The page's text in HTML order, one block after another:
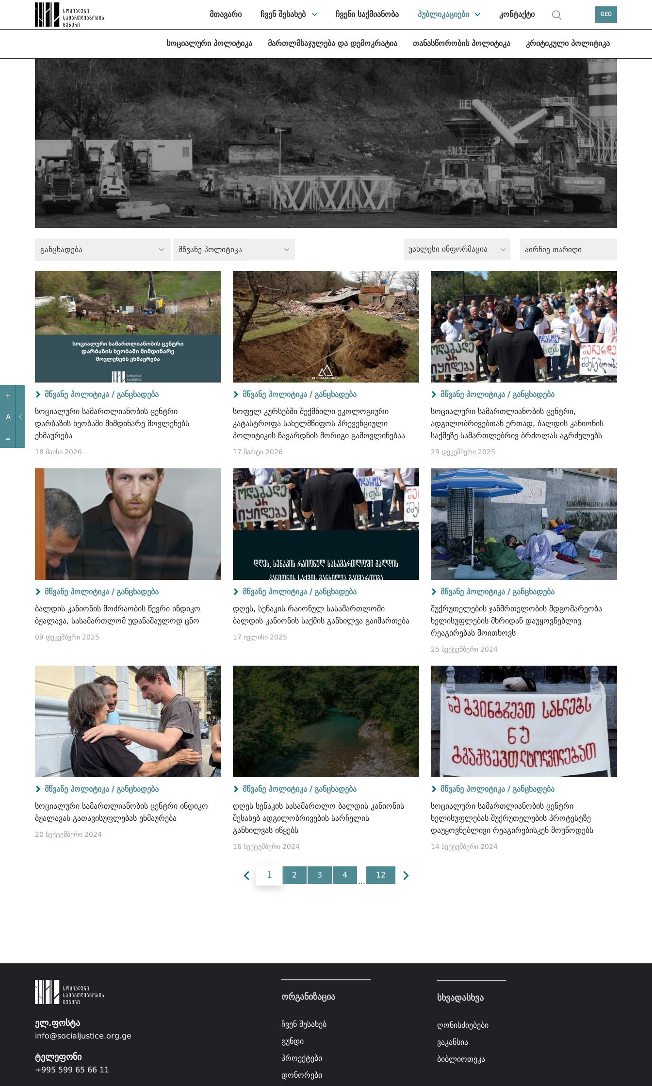
+
A
-
მთავარი ჩვენ შესახებ ჩვენი საქმიანობა პუბლიკაციები კონტაქტი GEO
სოციალური პოლიტიკა მართლმსაჯულება და დემოკრატია თანასწორობის პოლიტიკა კრიტიკული პოლიტიკა
განცხადება მწვანე პოლიტიკა უახლესი ინფორმაცია
მწვანე პოლიტიკა / განცხადება
სოციალური სამართლიანობის ცენტრი
დარბაზის ხეობაში მიმდინარე მოვლენებს
ეხმაურება
18 მაისი 2026
მწვანე პოლიტიკა / განცხადება
სოფელ კურსებში შექმნილი ეკოლოგიური
კატასტროფა სახელმწიფოს პრევენციული
პოლიტიკის ჩავარდნის მორიგი გამოვლინებაა
17 მარტი 2026
მწვანე პოლიტიკა / განცხადება
სოციალური სამართლიანობის ცენტრი,
ადგილობრივებთან ერთად, ბალდის კანიონის
საქმეზე სამართლებრივ ბრძოლას აგრძელებს
29 დეკემბერი 2025
მწვანე პოლიტიკა / განცხადება
ბალდის კანიონის მოძრაობის წევრი ინდიკო
ბჟალავა, სასამართლომ უდანაშაულოდ ცნო
09 დეკემბერი 2025
მწვანე პოლიტიკა / განცხადება
დღეს, სენაკის რაიონულ სასამართლოში
ბალდის კანიონის საქმის განხილვა გაიმართება
17 ივლისი 2025
მწვანე პოლიტიკა / განცხადება
შუქრუთელების ჯანმრთელობის მდგომარეობა
ხელისუფლების მხრიდან დაუყოვნებლივ
რეაგირებას მოითხოვს
25 სექტემბერი 2024
მწვანე პოლიტიკა / განცხადება
სოციალური სამართლიანობის ცენტრი ინდიკო
ბჟალავას გათავისუფლებას ეხმაურება
20 სექტემბერი 2024
მწვანე პოლიტიკა / განცხადება
დღეს სენაკის სასამართლო ბალდის კანიონის
შესახებ ადგილობრივების სარჩელის
განხილვას იწყებს
16 სექტემბერი 2024
მწვანე პოლიტიკა / განცხადება
სოციალური სამართლიანობის ცენტრი
ხელისუფლებას შუქრუთელების პროტესტზე
დაუყოვნებლივი რეაგირებისკენ მოუწოდებს
14 სექტემბერი 2024
1 2 3 4
...
12
ელ.ფოსტა
info@socialjustice.org.ge
ტელეფონი
+995 599 65 66 11
ორგანიზაცია
ჩვენ შესახებ
გუნდი
პროექტები
დონორები
სხვადასხვა
ღონისძიებები
ვაკანსია
ბიბლიოთეკა